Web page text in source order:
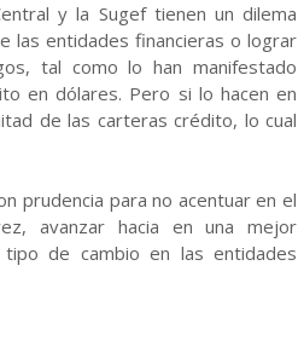
y la Sugef tienen un dilema
las entidades financieras o lograr
tal como lo han manifestado
en dólares. Pero si lo hacen en
de las carteras crédito, lo cual
prudencia para no acentuar en el
avanzar hacia en una mejor
de cambio en las entidades